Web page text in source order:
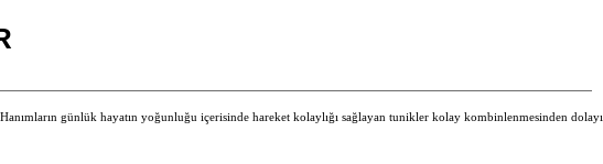
günlük hayatın yoğunluğu içerisinde hareket kolaylığı sağlayan tunikler kolay kombinlenmesinden dolayı